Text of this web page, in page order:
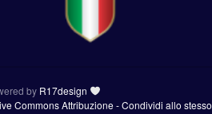
by R17design
Commons Attribuzione - Condividi allo stesso